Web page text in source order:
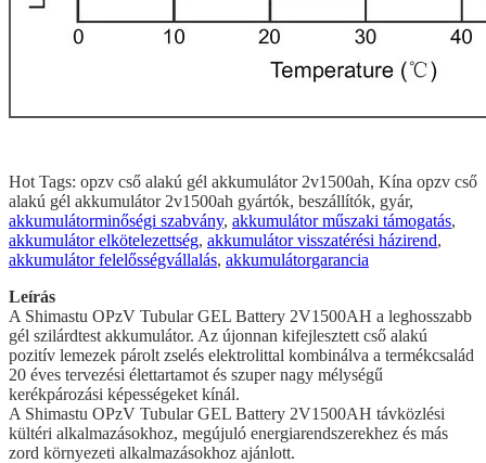
Hot Tags: opzv cső alakú gél akkumulátor 2v1500ah, Kína opzv cső
alakú gél akkumulátor 2v1500ah gyártók, beszállítók, gyár,
akkumulátorminőségi szabvány, akkumulátor műszaki támogatás,
akkumulátor elkötelezettség, akkumulátor visszatérési házirend,
akkumulátor felelősségvállalás, akkumulátorgarancia
Leírás
A Shimastu OPzV Tubular GEL Battery 2V1500AH a leghosszabb
gél szilárdtest akkumulátor. Az újonnan kifejlesztett cső alakú
pozitív lemezek párolt zselés elektrolittal kombinálva a termékcsalád
20 éves tervezési élettartamot és szuper nagy mélységű
kerékpározási képességeket kínál.
A Shimastu OPzV Tubular GEL Battery 2V1500AH távközlési
kültéri alkalmazásokhoz, megújuló energiarendszerekhez és más
zord környezeti alkalmazásokhoz ajánlott.